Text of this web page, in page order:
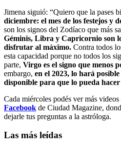
Jimena siguió: “Quiero que la pases
diciembre: el mes de los festejos y
son los signos del Zodíaco que más
Géminis, Libra y Capricornio son
disfrutar al máximo. Contra todos
esta capacidad porque no todos los
parte, Virgo es el signo que menos
embargo, en el 2023, lo hará
disponible para que lo pueda hacer
Cada miércoles podés ver más videos
Facebook de Ciudad Magazine,
dejarle tus preguntas a la astróloga.
Las más leídas